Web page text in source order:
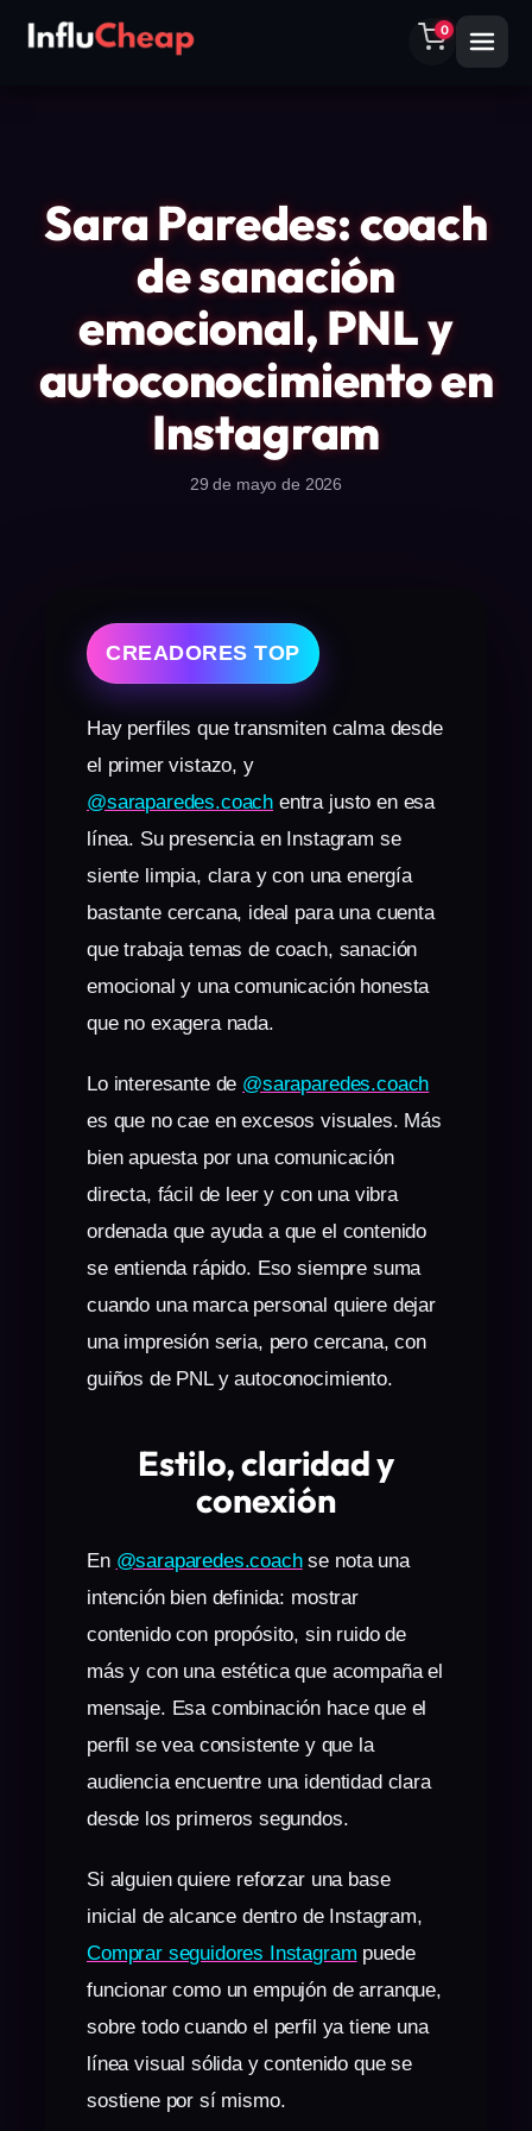
0
Sara Paredes: coach
de sanación
emocional, PNL y
autoconocimiento en
Instagram
29 de mayo de 2026
CREADORES TOP
Hay perfiles que transmiten calma desde
el primer vistazo, y
@saraparedes.coach entra justo en esa
línea. Su presencia en Instagram se
siente limpia, clara y con una energía
bastante cercana, ideal para una cuenta
que trabaja temas de coach, sanación
emocional y una comunicación honesta
que no exagera nada.
Lo interesante de @saraparedes.coach
es que no cae en excesos visuales. Más
bien apuesta por una comunicación
directa, fácil de leer y con una vibra
ordenada que ayuda a que el contenido
se entienda rápido. Eso siempre suma
cuando una marca personal quiere dejar
una impresión seria, pero cercana, con
guiños de PNL y autoconocimiento.
Estilo, claridad y
conexión
En @saraparedes.coachse nota una
intención bien definida: mostrar
contenido con propósito, sin ruido de
más y con una estética que acompaña el
mensaje. Esa combinación hace que el
perfil se vea consistente y que la
audiencia encuentre una identidad clara
desde los primeros segundos.
Si alguien quiere reforzar una base
inicial de alcance dentro de Instagram,
Comprar seguidores Instagram puede
funcionar como un empujón de arranque,
sobre todo cuando el perfil ya tiene una
línea visual sólida y contenido que se
sostiene por sí mismo.